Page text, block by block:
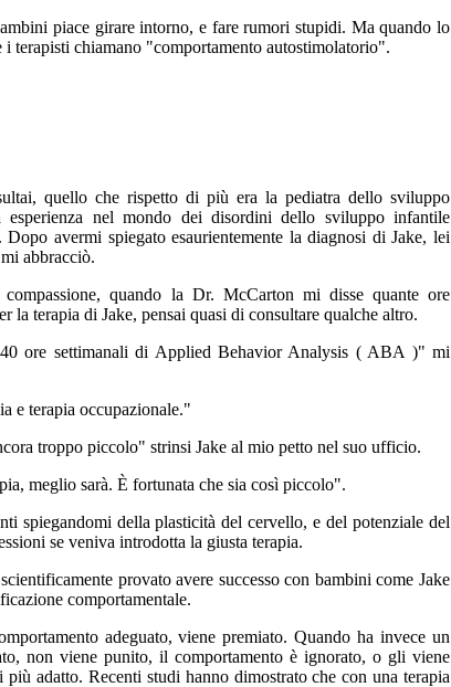
piace girare intorno, e fare rumori stupidi. Ma quando lo
i terapisti chiamano "comportamento autostimolatorio".
quello che rispetto di più era la pediatra dello sviluppo
nel mondo dei disordini dello sviluppo infantile
Dopo avermi spiegato esaurientemente la diagnosi di Jake, lei
abbracciò.
quando la Dr. McCarton mi disse quante ore
la terapia di Jake, pensai quasi di consultare qualche altro.
ore settimanali di Applied Behavior Analysis ( ABA )" mi
e terapia occupazionale."
troppo piccolo" strinsi Jake al mio petto nel suo ufficio.
meglio sarà. È fortunata che sia così piccolo".
spiegandomi della plasticità del cervello, e del potenziale del
se veniva introdotta la giusta terapia.
provato avere successo con bambini come Jake
comportamentale.
adeguato, viene premiato. Quando ha invece un
non viene punito, il comportamento è ignorato, o gli viene
più adatto. Recenti studi hanno dimostrato che con una terapia